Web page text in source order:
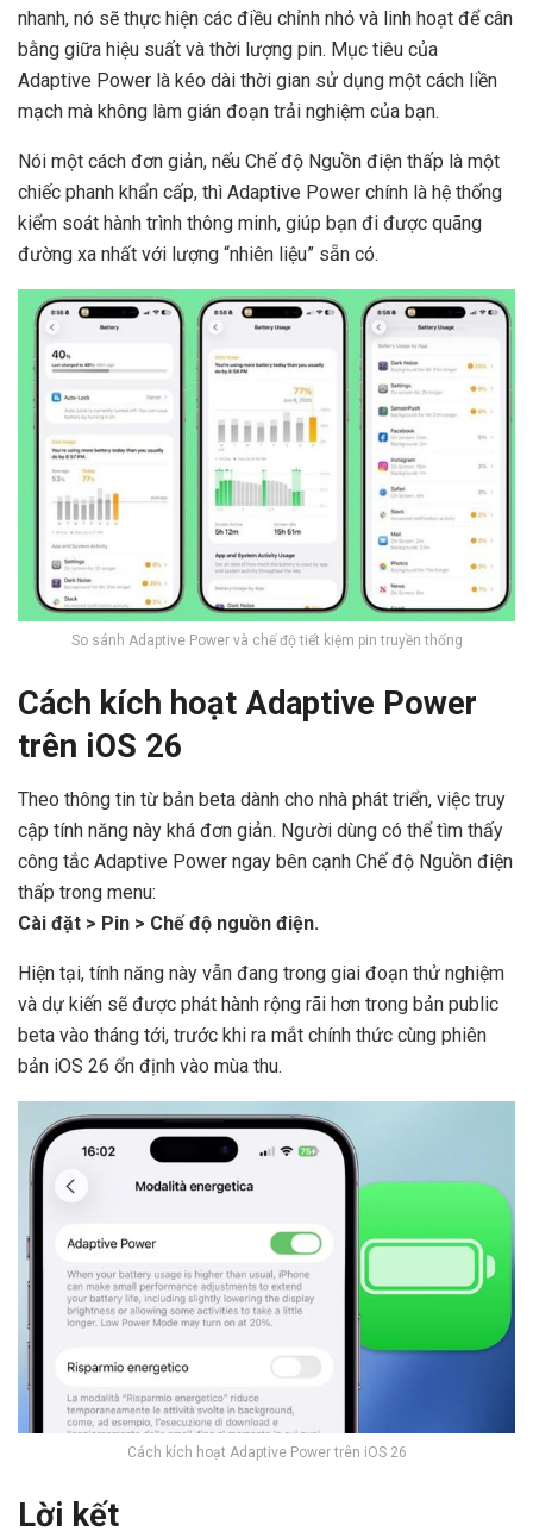
nhanh, nó sẽ thực hiện các điều chỉnh nhỏ và linh hoạt để cân
bằng giữa hiệu suất và thời lượng pin. Mục tiêu của
Adaptive Power là kéo dài thời gian sử dụng một cách liền
mạch mà không làm gián đoạn trải nghiệm của bạn.
Nói một cách đơn giản, nếu Chế độ Nguồn điện thấp là một
chiếc phanh khẩn cấp, thì Adaptive Power chính là hệ thống
kiểm soát hành trình thông minh, giúp bạn đi được quãng
đường xa nhất với lượng “nhiên liệu” sẵn có.
So sánh Adaptive Power và chế độ tiết kiệm pin truyền thống
Cách kích hoạt Adaptive Power
trên iOS 26
Theo thông tin từ bản beta dành cho nhà phát triển, việc truy
cập tính năng này khá đơn giản. Người dùng có thể tìm thấy
công tắc Adaptive Power ngay bên cạnh Chế độ Nguồn điện
thấp trong menu:
Cài đặt > Pin > Chế độ nguồn điện.
Hiện tại, tính năng này vẫn đang trong giai đoạn thử nghiệm
và dự kiến sẽ được phát hành rộng rãi hơn trong bản public
beta vào tháng tới, trước khi ra mắt chính thức cùng phiên
bản iOS 26 ổn định vào mùa thu.
Cách kích hoạt Adaptive Power trên iOS 26
Lời kết